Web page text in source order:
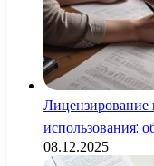
Лицензирование
использования:
08.12.2025